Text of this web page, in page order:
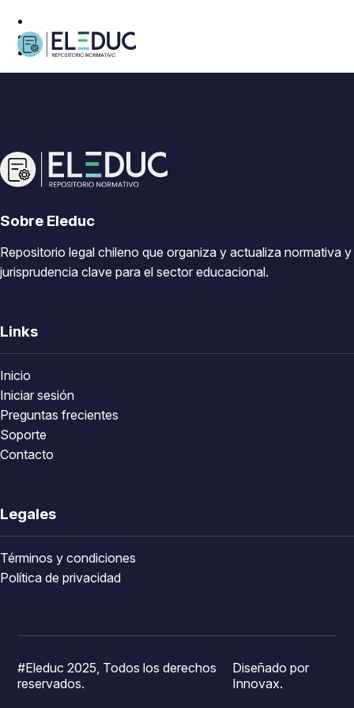
Sobre Eleduc
Repositorio legal chileno que organiza y actualiza normativa y
jurisprudencia clave para el sector educacional.
Links
Inicio
Iniciar sesión
Preguntas frecientes
Soporte
Contacto
Legales
Términos y condiciones
Política de privacidad
#Eleduc 2025, Todos los derechos
reservados.
Diseñado por
Innovax.